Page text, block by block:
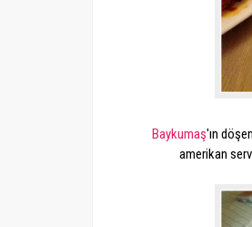
Baykumaş'ın
amerikan